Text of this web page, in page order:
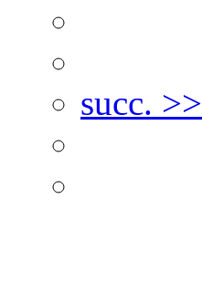
succ. >>